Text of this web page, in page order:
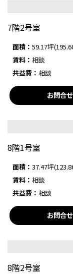
7階2号室
面積： 59.17坪
賃料： 相談
共益費： 相談
お問合せ
8階1号室
面積： 37.47坪
賃料： 相談
共益費： 相談
お問合せ
8階2号室